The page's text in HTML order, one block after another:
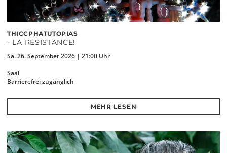
THICCPHATUTOPIAS
- LA RÉSISTANCE!
Sa. 26. September 2026 | 21:00 Uhr
Saal
Barrierefrei zugänglich
MEHR LESEN